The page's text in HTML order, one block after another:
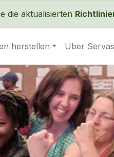
die aktualisierten
herstellen Über Servas